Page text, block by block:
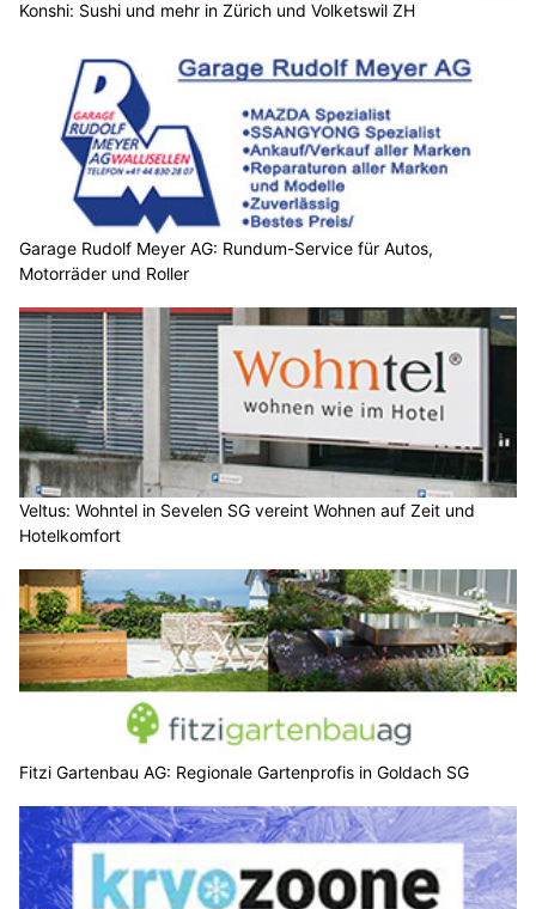
Konshi: Sushi und mehr in Zürich und Volketswil ZH
Garage Rudolf Meyer AG: Rundum-Service für Autos,
Motorräder und Roller
Veltus: Wohntel in Sevelen SG vereint Wohnen auf Zeit und
Hotelkomfort
Fitzi Gartenbau AG: Regionale Gartenprofis in Goldach SG